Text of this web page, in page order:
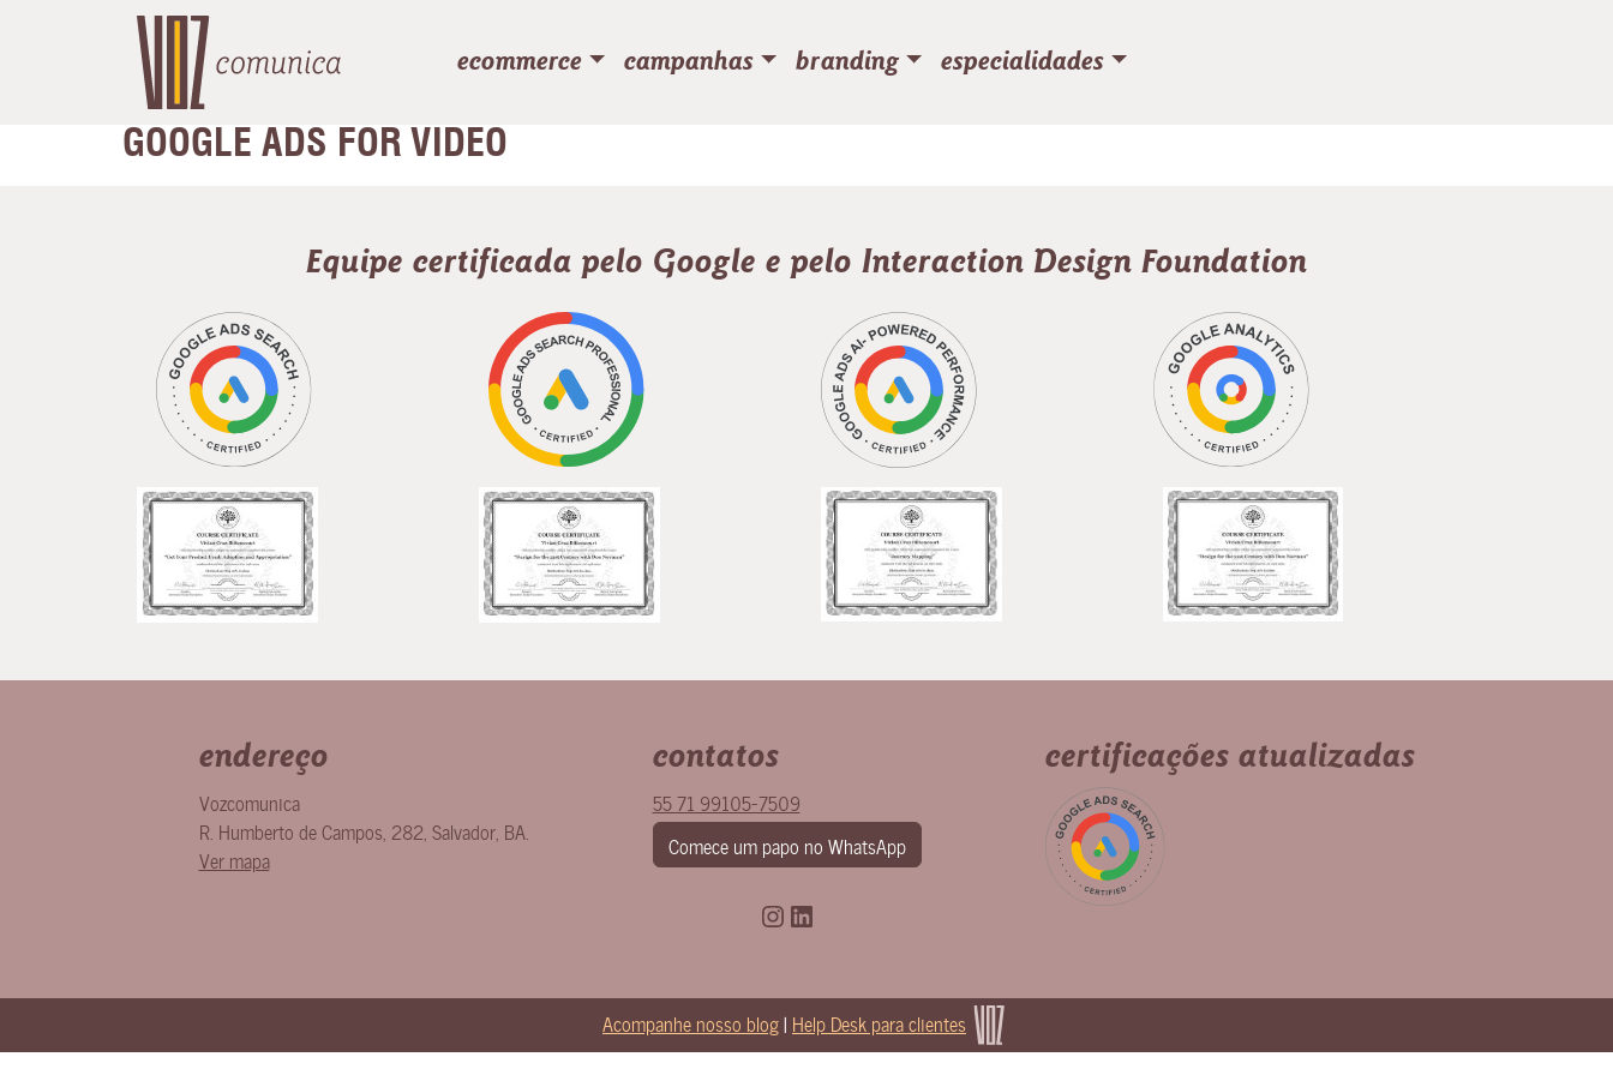
ecommerce campanhas branding especialidades
GOOGLE ADS FOR VIDEO
Equipe certificada pelo Google e pelo Interaction Design Foundation
endereço
Vozcomunica
R. Humberto de Campos, 282 Salvador, BA
Ver mapa
contatos
55 71 99105-7509
Comece um papo no WhatsApp
Instagram
LinkedIn
certificações atualizadas
Acompanhe nosso blog| Help Desk para clientes